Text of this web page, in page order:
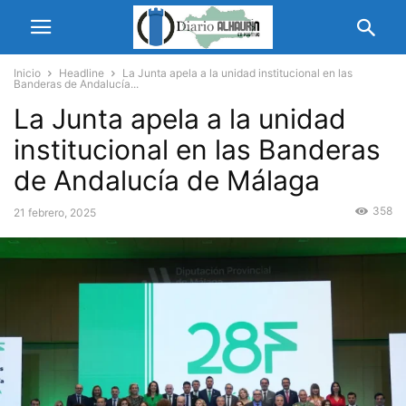
Inicio Headline
La Junta apela a la unidad institucional en las
Banderas de Andalucía...
La Junta apela a la unidad
institucional en las Banderas
de Andalucía de Málaga
21 febrero, 2025 358